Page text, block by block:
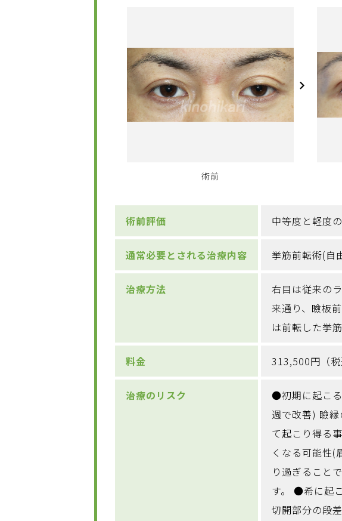
術前
術前評価 中等度と軽度
通常必要とされる治療内容 挙筋前転術(自
治療方法
右目は従来の
来通り、瞼板
は前転した挙
料金 313,500円（税
治療のリスク
●初期に起こ
週で改善) 瞼
て起こり得る
くなる可能性
り過ぎること
す。 ●希に起
切開部分の段